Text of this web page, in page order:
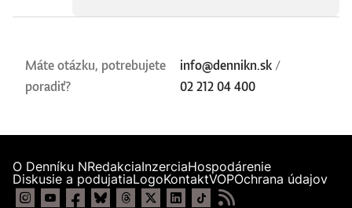
Máte otázku, potrebujete
poradiť?
info@dennikn.sk /
02 212 04 400
O Denníku NRedakciaInzerciaHospodárenie
Diskusie a podujatiaLogoKontaktVOPOchrana údajov